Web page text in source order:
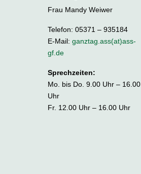
Frau Mandy Weiwer
Telefon: 05371 – 935184
E-Mail: ganztag.ass(at)ass-
gf.de
Sprechzeiten:
Mo. bis Do. 9.00 Uhr – 16.00
Uhr
Fr. 12.00 Uhr – 16.00 Uhr